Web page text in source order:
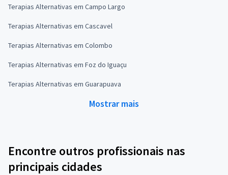
Terapias Alternativas em Campo Largo
Terapias Alternativas em Cascavel
Terapias Alternativas em Colombo
Terapias Alternativas em Foz do Iguaçu
Terapias Alternativas em Guarapuava
Mostrar mais
Encontre outros profissionais nas
principais cidades